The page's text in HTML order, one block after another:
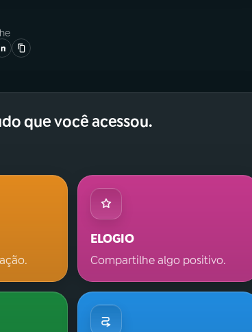
que você acessou.
ELOGIO
Compartilhe algo positivo.